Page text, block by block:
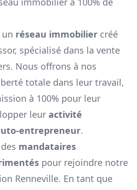
réseau immobilier créé
spécialisé dans la vente
Nous offrons à nos
totale dans leur travail,
à 100% pour leur
leur activité
entrepreneur.
mandataires
pour rejoindre notre
Renneville. En tant que